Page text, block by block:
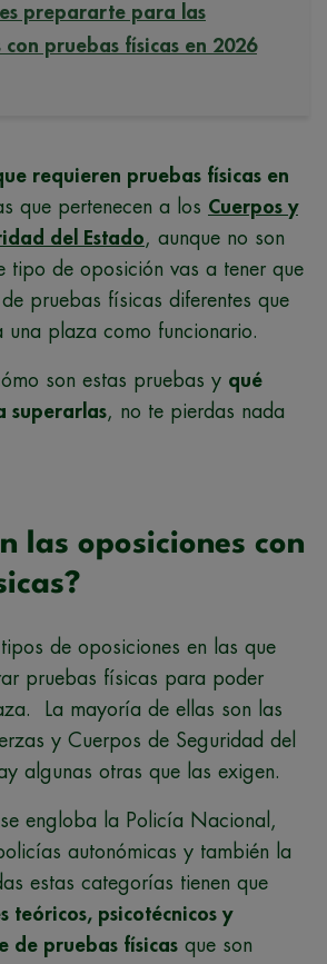
prepararte para las
con pruebas físicas en 2026
requieren pruebas físicas en
que pertenecen a los Cuerpos y
del Estado, aunque no son
tipo de oposición vas a tener que
pruebas físicas diferentes que
una plaza como funcionario.
son estas pruebas y qué
superarlas, no te pierdas nada
las oposiciones con
tipos de oposiciones en las que
pruebas físicas para poder
La mayoría de ellas son las
y Cuerpos de Seguridad del
algunas otras que las exigen.
engloba la Policía Nacional,
autonómicas y también la
estas categorías tienen que
teóricos, psicotécnicos y
de pruebas físicas que son